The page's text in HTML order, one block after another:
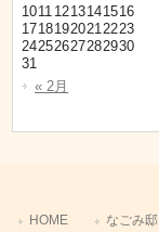
1011 1213141516
1718192021 2223
24252627282930
31
« 2月
HOME
なごみ邸